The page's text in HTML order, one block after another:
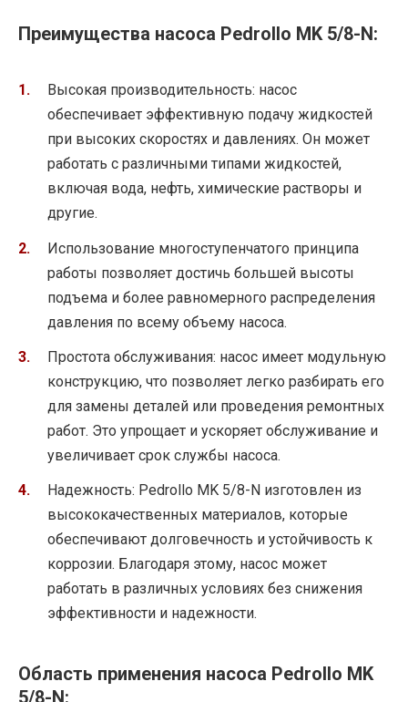
Преимущества насоса Pedrollo MK 5/8-N:
Высокая производительность: насос
обеспечивает эффективную подачу жидкостей
при высоких скоростях и давлениях. Он может
работать с различными типами жидкостей,
включая вода, нефть, химические растворы и
другие.
Использование многоступенчатого принципа
работы позволяет достичь большей высоты
подъема и более равномерного распределения
давления по всему объему насоса.
Простота обслуживания: насос имеет модульную
конструкцию, что позволяет легко разбирать его
для замены деталей или проведения ремонтных
работ. Это упрощает и ускоряет обслуживание и
увеличивает срок службы насоса.
Надежность: Pedrollo MK 5/8-N изготовлен из
высококачественных материалов, которые
обеспечивают долговечность и устойчивость к
коррозии. Благодаря этому, насос может
работать в различных условиях без снижения
эффективности и надежности.
Область применения насоса Pedrollo MK
5/8-N: